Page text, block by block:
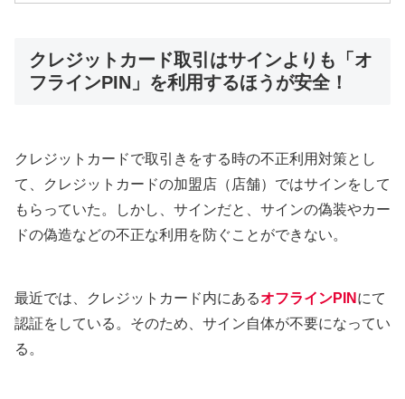
クレジットカード取引はサインよりも「オ
フラインPIN」を利用するほうが安全！
クレジットカードで取引きをする時の不正利用対策とし
て、クレジットカードの加盟店（店舗）ではサインをして
もらっていた。しかし、サインだと、サインの偽装やカー
ドの偽造などの不正な利用を防ぐことができない。
最近では、クレジットカード内にあるオフラインPIN にて
認証をしている。そのため、サイン自体が不要になってい
る。